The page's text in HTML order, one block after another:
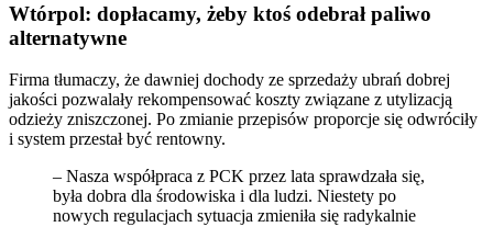
Wtórpol: dopłacamy, żeby ktoś odebrał paliwo
alternatywne
Firma tłumaczy, że dawniej dochody ze sprzedaży ubrań dobrej
jakości pozwalały rekompensować koszty związane z utylizacją
odzieży zniszczonej. Po zmianie przepisów proporcje się odwróciły
i system przestał być rentowny.
– Nasza współpraca z PCK przez lata sprawdzała się,
była dobra dla środowiska i dla ludzi. Niestety po
nowych regulacjach sytuacja zmieniła się radykalnie